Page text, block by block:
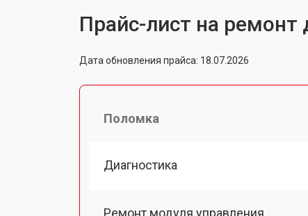
Прайс-лист на ремонт
Дата обновления прайса: 18.07.2026
Поломка
Диагностика
Ремонт модуля управления